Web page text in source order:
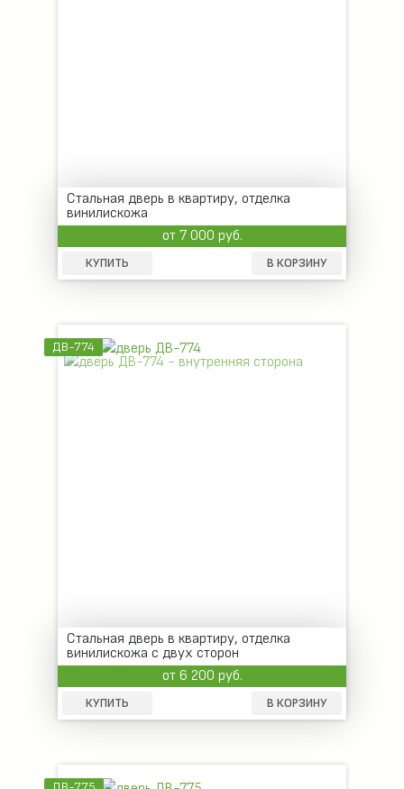
Стальная дверь в квартиру, отделка
винилискожа
от 7 000 руб.
КУПИТЬ В КОРЗИНУ
ДВ-774
Стальная дверь в квартиру, отделка
винилискожа с двух сторон
от 6 200 руб.
КУПИТЬ В КОРЗИНУ